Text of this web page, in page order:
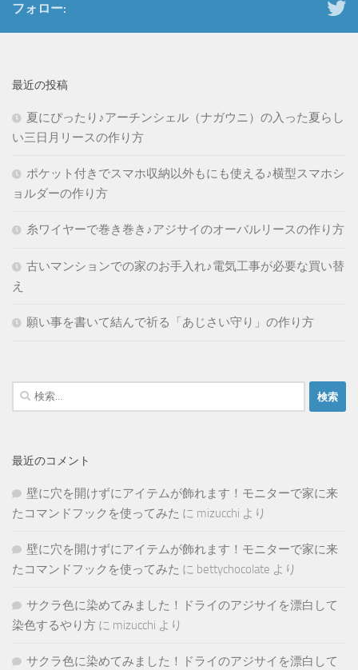
フォロー:
最近の投稿
夏にぴったり♪アーチンシェル（ナガウニ）の入った夏らし
い三日月リースの作り方
ポケット付きでスマホ収納以外もにも使える♪横型スマホシ
ョルダーの作り方
糸ワイヤーで巻き巻き♪アジサイのオーバルリースの作り方
古いマンションでの家のお手入れ♪電気工事が必要な買い替
え
願い事を書いて結んで祈る「あじさい守り」の作り方
検
索:
最近のコメント
壁に穴を開けずにアイテムが飾れます！モニターで家に来
たコマンドフックを使ってみた に mizucchi より
壁に穴を開けずにアイテムが飾れます！モニターで家に来
たコマンドフックを使ってみた に bettychocolate より
サクラ色に染めてみました！ドライのアジサイを漂白して
染色するやり方 に mizucchi より
サクラ色に染めてみました！ドライのアジサイを漂白して